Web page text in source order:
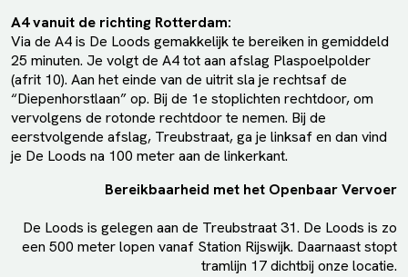
A4 vanuit de richting Rotterdam:
Via de A4 is De Loods gemakkelijk te bereiken in gemiddeld
25 minuten. Je volgt de A4 tot aan afslag Plaspoelpolder
(afrit 10). Aan het einde van de uitrit sla je rechtsaf de
“Diepenhorstlaan” op. Bij de 1e stoplichten rechtdoor, om
vervolgens de rotonde rechtdoor te nemen. Bij de
eerstvolgende afslag, Treubstraat, ga je linksaf en dan vind
je De Loods na 100 meter aan de linkerkant.
Bereikbaarheid met het Openbaar Vervoer
De Loods is gelegen aan de Treubstraat 31. De Loods is zo
een 500 meter lopen vanaf Station Rijswijk. Daarnaast stopt
tramlijn 17 dichtbij onze locatie.